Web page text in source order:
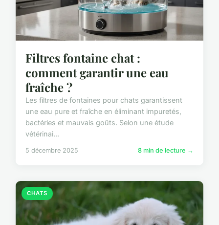
Filtres fontaine chat :
comment garantir une eau
fraîche ?
Les filtres de fontaines pour chats garantissent
une eau pure et fraîche en éliminant impuretés,
bactéries et mauvais goûts. Selon une étude
vétérinai...
5 décembre 2025 8 min de lecture →
CHATS